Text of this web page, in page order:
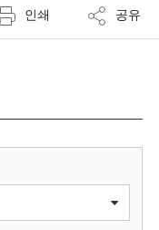
인쇄 공유